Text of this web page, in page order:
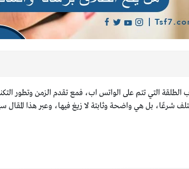
التي تتم على الواتس اب، فمع تقدم الزمن وتطور
شرعًا، بل هي واضحة وثابتة لا زيغ فيها، وعبر هذا